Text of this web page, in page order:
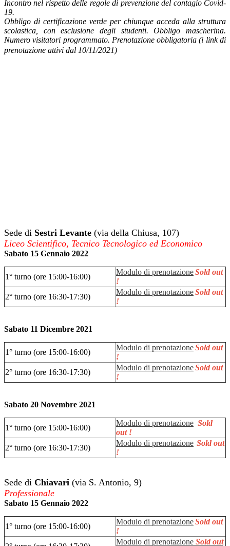
Incontro nel rispetto delle regole di prevenzione del contagio Covid-
19.
Obbligo di certificazione verde per chiunque acceda alla struttura
scolastica, con esclusione degli studenti. Obbligo mascherina.
Numero visitatori programmato. Prenotazione obbligatoria (i link di
prenotazione attivi dal 10/11/2021)
Sede di Sestri Levante (via della Chiusa, 107)
Liceo Scientifico, Tecnico Tecnologico ed Economico
Sabato 15 Gennaio 2022
1° turno (ore 15:00-16:00)
Modulo di prenotazioneSold out
!
2° turno (ore 16:30-17:30)
Modulo di prenotazioneSold out
!
Sabato 11 Dicembre 2021
1° turno (ore 15:00-16:00)
Modulo di prenotazioneSold out
!
2° turno (ore 16:30-17:30)
Modulo di prenotazioneSold out
!
Sabato 20 Novembre 2021
1° turno (ore 15:00-16:00)
Modulo di prenotazione Sold
out !
2° turno (ore 16:30-17:30)
Modulo di prenotazione Sold out
!
Sede di Chiavari (via S. Antonio, 9)
Professionale
Sabato 15 Gennaio 2022
1° turno (ore 15:00-16:00)
Modulo di prenotazioneSold out
!
Modulo di prenotazione Sold out